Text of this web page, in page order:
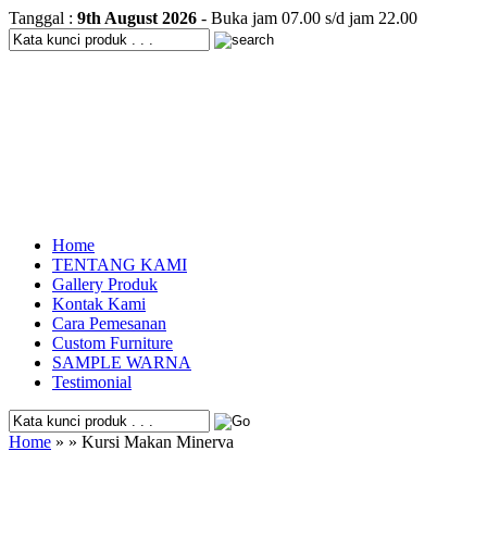
Tanggal : 9th August 2026 - Buka jam 07.00 s/d jam 22.00
Home
TENTANG KAMI
Gallery Produk
Kontak Kami
Cara Pemesanan
Custom Furniture
SAMPLE WARNA
Testimonial
Home » » Kursi Makan Minerva